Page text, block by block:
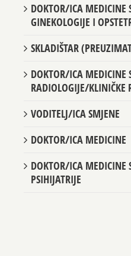
DOKTOR/ICA MEDICINE
GINEKOLOGIJE I
SKLADIŠTAR
DOKTOR/ICA MEDICINE
RADIOLOGIJE/KLINIČKE
VODITELJ/ICA SMJENE
DOKTOR/ICA MEDICINE
DOKTOR/ICA MEDICINE
PSIHIJATRIJE